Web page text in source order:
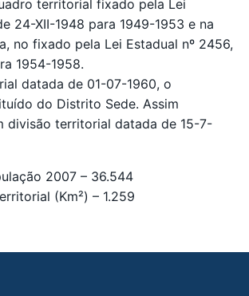
territorial fixado pela Lei
24-XII-1948 para 1949-1953 e na
no fixado pela Lei Estadual nº 2456,
1954-1958.
datada de 01-07-1960, o
do Distrito Sede. Assim
divisão territorial datada de 15-7-
2007 – 36.544
(Km²) – 1.259